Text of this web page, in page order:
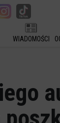
WIADOMOŚCI